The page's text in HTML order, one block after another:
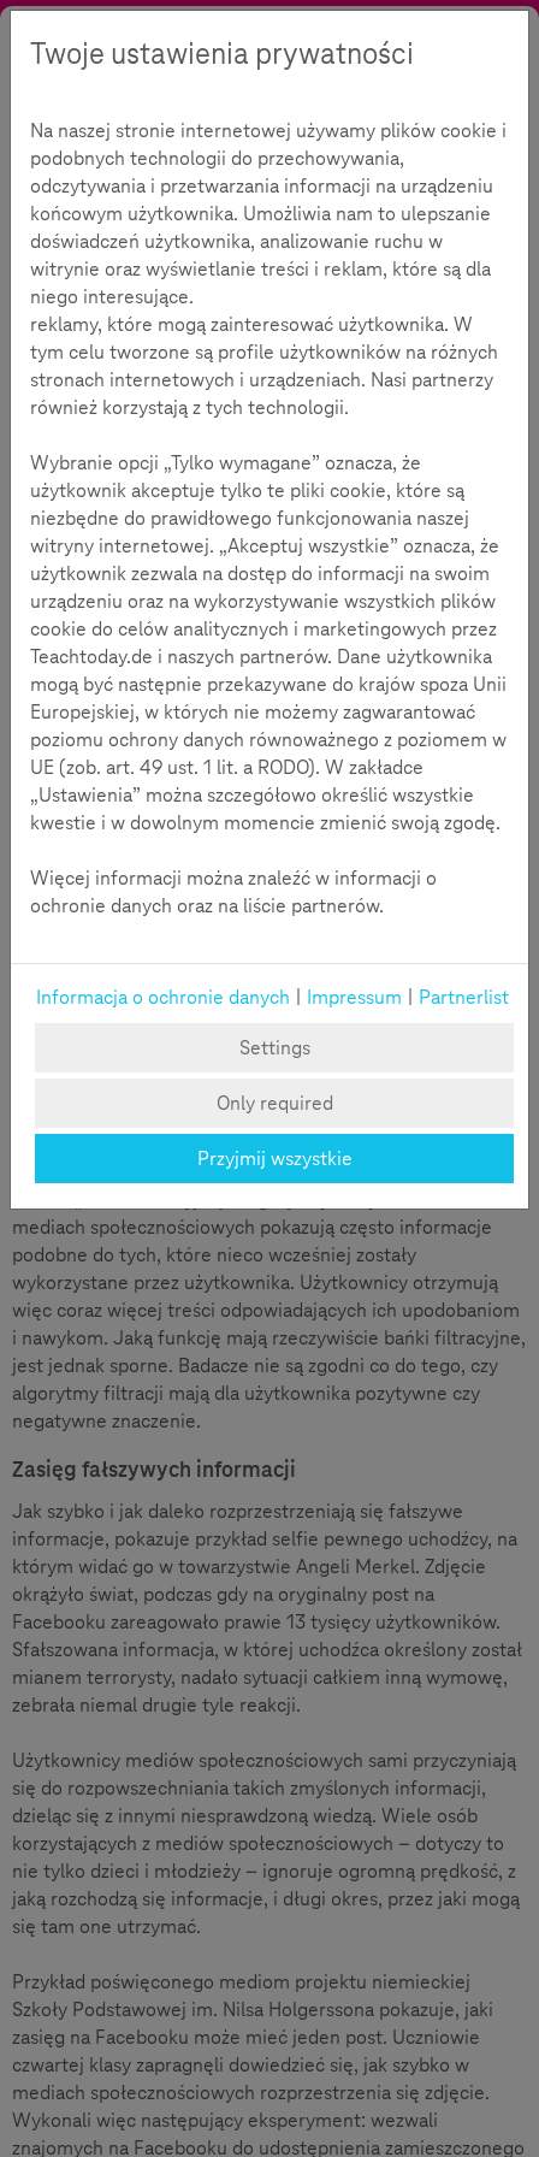
Szukaj Kontrast
Fakt, fakt, fake, fakt
Fakt, fakt, fake, fakt 60
Czasu na czytanie: 5minuty
Co minutę, a czasem nawet co sekundę na głównej
stronie naszego medium społecznościowego
pojawiają się wiadomości, zdjęcia i wideo.
artykułów, czytamy pierwsze linijki, oglądamy kilka
początkowych sekund wideo.
Media społecznościowe są dzisiaj przestrzenią informacji, w
której w ciągu kilku chwil mogą zrodzić się i zostać
udostępnione dalej opinie. Ale jak w codziennie zalewającej
nas fali informacji uporządkować pojedyncze treści? Co jest
informacją prawdziwą, co jest zmyślone, a co jest własnym
zdaniem? Takie pytania padają w obecnie prowadzonej
dyskusji o fałszywych informacjach (ang. fake news).
W przypadku „fake news” chodzi o świadomie i w
W ścisłym sąsiedztwie tego pojęcia pojawia się także często
mediach społecznościowych pokazują często informacje
podobne do tych, które nieco wcześniej zostały
wykorzystane przez użytkownika. Użytkownicy otrzymują
więc coraz więcej treści odpowiadających ich upodobaniom
i nawykom. Jaką funkcję mają rzeczywiście bańki filtracyjne,
jest jednak sporne. Badacze nie są zgodni co do tego, czy
algorytmy filtracji mają dla użytkownika pozytywne czy
negatywne znaczenie.
Zasięg fałszywych informacji
Jak szybko i jak daleko rozprzestrzeniają się fałszywe
informacje, pokazuje przykład selfie pewnego uchodźcy, na
którym widać go w towarzystwie Angeli Merkel. Zdjęcie
okrążyło świat, podczas gdy na oryginalny post na
Facebooku zareagowało prawie 13 tysięcy użytkowników.
Sfałszowana informacja, w której uchodźca określony został
mianem terrorysty, nadało sytuacji całkiem inną wymowę,
zebrała niemal drugie tyle reakcji.
Użytkownicy mediów społecznościowych sami przyczyniają
się do rozpowszechniania takich zmyślonych informacji,
dzieląc się z innymi niesprawdzoną wiedzą. Wiele osób
korzystających z mediów społecznościowych – dotyczy to
nie tylko dzieci i młodzieży – ignoruje ogromną prędkość, z
jaką rozchodzą się informacje, i długi okres, przez jaki mogą
się tam one utrzymać.
Przykład poświęconego mediom projektu niemieckiej
Szkoły Podstawowej im. Nilsa Holgerssona pokazuje, jaki
zasięg na Facebooku może mieć jeden post. Uczniowie
czwartej klasy zapragnęli dowiedzieć się, jak szybko w
mediach społecznościowych rozprzestrzenia się zdjęcie.
Wykonali więc następujący eksperyment: wezwali
znajomych na Facebooku do udostępnienia zamieszczonego
Twoje ustawienia prywatności
Na naszej stronie internetowej używamy plików cookie i
podobnych technologii do przechowywania,
odczytywania i przetwarzania informacji na urządzeniu
końcowym użytkownika. Umożliwia nam to ulepszanie
doświadczeń użytkownika, analizowanie ruchu w
witrynie oraz wyświetlanie treści i reklam, które są dla
niego interesujące.
reklamy, które mogą zainteresować użytkownika. W
tym celu tworzone są profile użytkowników na różnych
stronach internetowych i urządzeniach. Nasi partnerzy
również korzystają z tych technologii.
Wybranie opcji „Tylko wymagane” oznacza, że
użytkownik akceptuje tylko te pliki cookie, które są
niezbędne do prawidłowego funkcjonowania naszej
witryny internetowej. „Akceptuj wszystkie” oznacza, że
użytkownik zezwala na dostęp do informacji na swoim
urządzeniu oraz na wykorzystywanie wszystkich plików
cookie do celów analitycznych i marketingowych przez
Teachtoday.de i naszych partnerów. Dane użytkownika
mogą być następnie przekazywane do krajów spoza Unii
Europejskiej, w których nie możemy zagwarantować
poziomu ochrony danych równoważnego z poziomem w
UE (zob. art. 49 ust. 1 lit. a RODO). W zakładce
„Ustawienia” można szczegółowo określić wszystkie
kwestie i w dowolnym momencie zmienić swoją zgodę.
Więcej informacji można znaleźć w informacji o
ochronie danych oraz na liście partnerów.
Informacja o ochronie danych Impressum
Partnerlist
Settings
Only required
Przyjmij wszystkie